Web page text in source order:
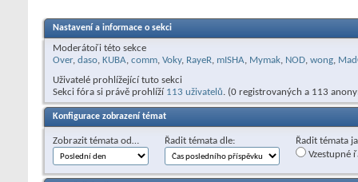
Nastavení a informace o sekci
Moderátoři této sekce
Over, daso, KUBA, comm, Voky, RayeR, mISHA, Mymak, NOD, wong,
Uživatelé prohlížející tuto sekci
Sekci fóra si právě prohlíží 113 uživatelů. (0 registrovaných a 113
Konfigurace zobrazení témat
Zobrazit témata od… Řadit témata dle:
Řadit témata
Vzestupné